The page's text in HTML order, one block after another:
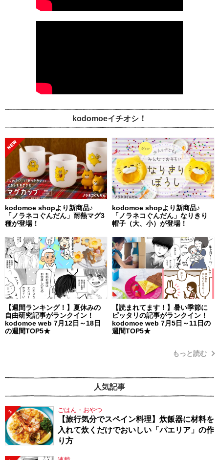
kodomoeイチオシ！
kodomoe shopより新商品♪
「ノラネコぐんだん」耐熱マグ3
種が登場！
kodomoe shopより新商品♪
「ノラネコぐんだん」なりきり
帽子（大、小）が登場！
【週間ランキング！】夏休みの
自由研究記事がランクイン！
kodomoe web 7月12日～18日
の週間TOP5★
【読まれてます！】暑い季節に
ピッタリの記事がランクイン！
kodomoe web 7月5日～11日の
週間TOP5★
もっと読む
人気記事
1 ごはん・おやつ
【旅行気分でスペイン料理】炊飯器に材料を
入れて炊くだけでおいしい「パエリア」の作
り方